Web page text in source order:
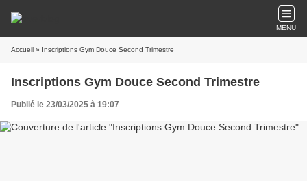
MENU
Accueil » Inscriptions Gym Douce Second Trimestre
Inscriptions Gym Douce Second Trimestre
Publié le 23/03/2025 à 19:07